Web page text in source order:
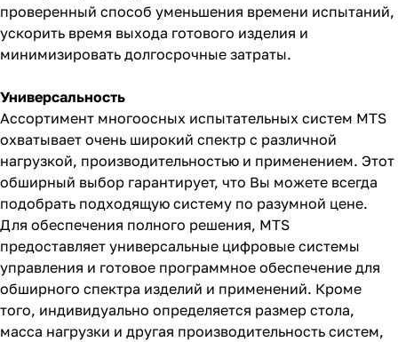
проверенный способ уменьшения времени испытаний,
ускорить время выхода готового изделия и
минимизировать долгосрочные затраты.
Универсальность
Ассортимент многоосных испытательных систем MTS
охватывает очень широкий спектр с различной
нагрузкой, производительностью и применением. Этот
обширный выбор гарантирует, что Вы можете всегда
подобрать подходящую систему по разумной цене.
Для обеспечения полного решения, MTS
предоставляет универсальные цифровые системы
управления и готовое программное обеспечение для
обширного спектра изделий и применений. Кроме
того, индивидуально определяется размер стола,
масса нагрузки и другая производительность систем,